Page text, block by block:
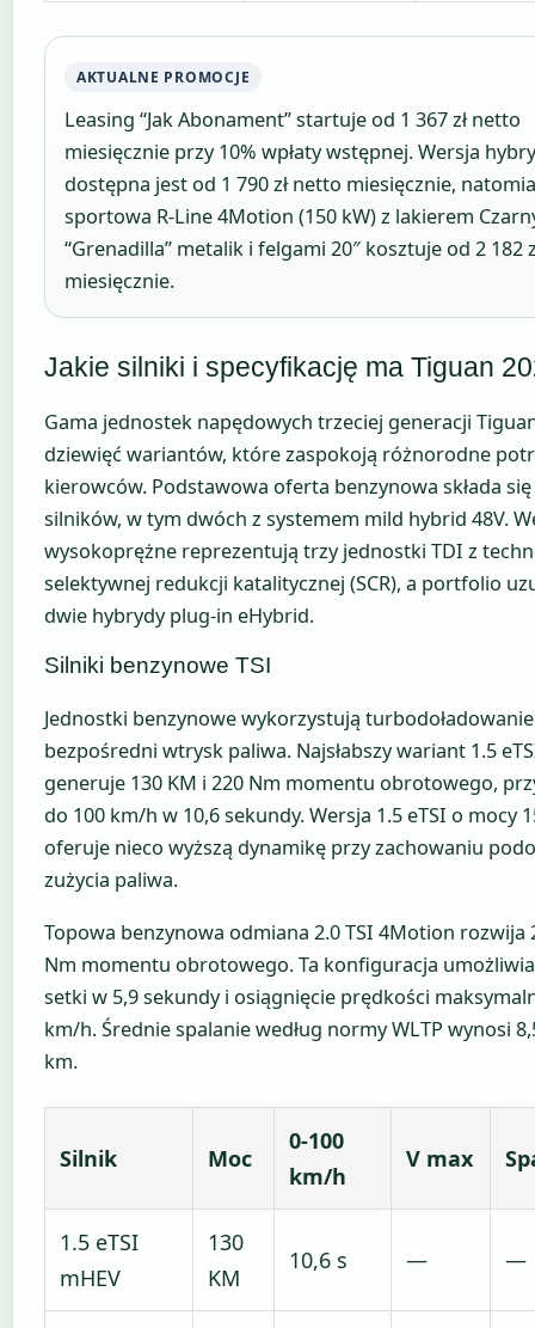
AKTUALNE PROMOCJE
Leasing “Jak Abonament” startuje od 1 367 zł netto
miesięcznie przy 10% wpłaty wstępnej. Wersja
dostępna jest od 1 790 zł netto miesięcznie,
sportowa R-Line 4Motion (150 kW) z lakierem
“Grenadilla” metalik i felgami 20″ kosztuje od 2 182
miesięcznie.
Jakie silniki i specyfikację ma Tiguan
Gama jednostek napędowych trzeciej generacji
dziewięć wariantów, które zaspokoją różnorodne
kierowców. Podstawowa oferta benzynowa składa
silników, w tym dwóch z systemem mild hybrid 48V.
wysokoprężne reprezentują trzy jednostki TDI z
selektywnej redukcji katalitycznej (SCR), a portfolio
dwie hybrydy plug-in eHybrid.
Silniki benzynowe TSI
Jednostki benzynowe wykorzystują
bezpośredni wtrysk paliwa. Najsłabszy wariant 1.5
generuje 130 KM i 220 Nm momentu obrotowego,
do 100 km/h w 10,6 sekundy. Wersja 1.5 eTSI o mocy
oferuje nieco wyższą dynamikę przy zachowaniu
zużycia paliwa.
Topowa benzynowa odmiana 2.0 TSI 4Motion rozwija
Nm momentu obrotowego. Ta konfiguracja
setki w 5,9 sekundy i osiągnięcie prędkości
km/h. Średnie spalanie według normy WLTP wynosi
km.
Silnik Moc
0-100
km/h
V max
1.5 eTSI
mHEV
130
KM
10,6 s — —